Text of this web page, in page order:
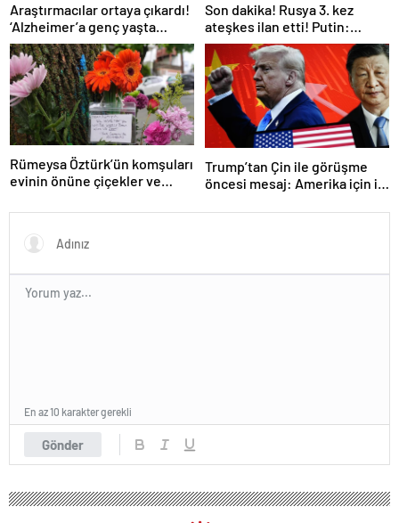
Araştırmacılar ortaya çıkardı!
‘Alzheimer’a genç yaşta
yakalanabilirsiniz’
Son dakika! Rusya 3. kez
ateşkes ilan etti! Putin:
Erdoğan ile görüşme
gerçekleştireceğiz
Rümeysa Öztürk’ün komşuları
evinin önüne çiçekler ve
Trump’tan Çin ile görüşme
öncesi mesaj: Amerika için iyi
Gönder
En az 10 karakter gerekli